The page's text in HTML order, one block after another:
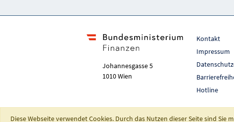
Johannesgasse 5
1010 Wien
Kontakt
Impressum
Hotline
Diese Webseite verwendet Cookies. Durch das Nutzen dieser Seite sind